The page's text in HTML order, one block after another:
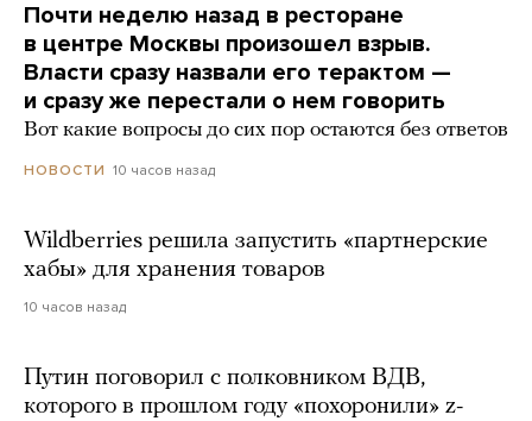
Почти неделю назад в ресторане
в центре Москвы произошел взрыв.
Власти сразу назвали его терактом —
и сразу же перестали о нем говорить
Вот какие вопросы до сих пор остаются без ответов
НОВОСТИ 10 часов назад
Wildberries решила запустить «партнерские
хабы» для хранения товаров
10 часов назад
Путин поговорил с полковником ВДВ,
которого в прошлом году «похоронили» z-